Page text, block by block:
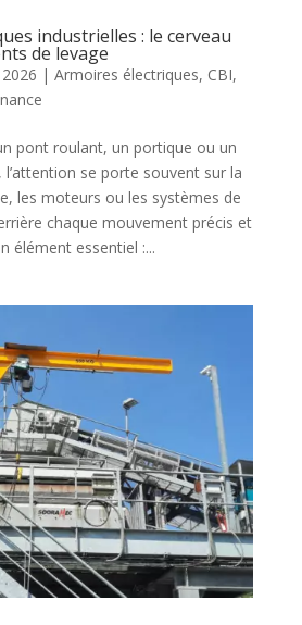
industrielles : le cerveau
de levage
| Armoires électriques, CBI,
pont roulant, un portique ou un
se porte souvent sur la
les moteurs ou les systèmes de
chaque mouvement précis et
élément essentiel :...